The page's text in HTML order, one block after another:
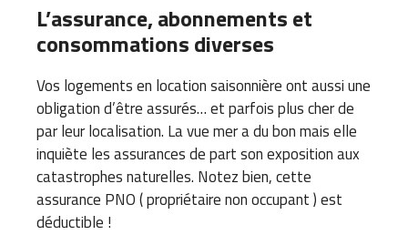
L’assurance, abonnements et
consommations diverses
Vos logements en location saisonnière ont aussi une
obligation d’être assurés… et parfois plus cher de
par leur localisation. La vue mer a du bon mais elle
inquiète les assurances de part son exposition aux
catastrophes naturelles. Notez bien, cette
assurance PNO ( propriétaire non occupant ) est
déductible !